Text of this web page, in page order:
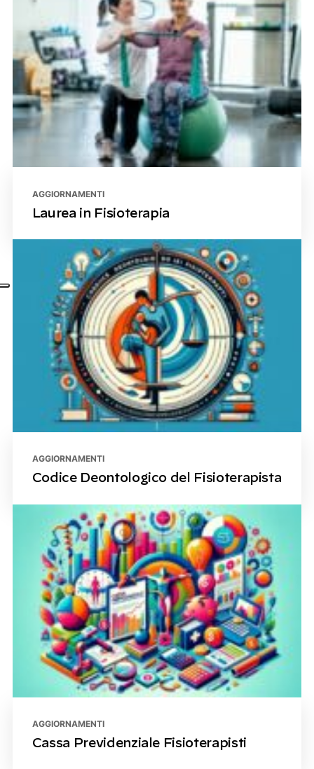
AGGIORNAMENTI
Laurea in Fisioterapia
AGGIORNAMENTI
Codice Deontologico del Fisioterapista
AGGIORNAMENTI
Cassa Previdenziale Fisioterapisti